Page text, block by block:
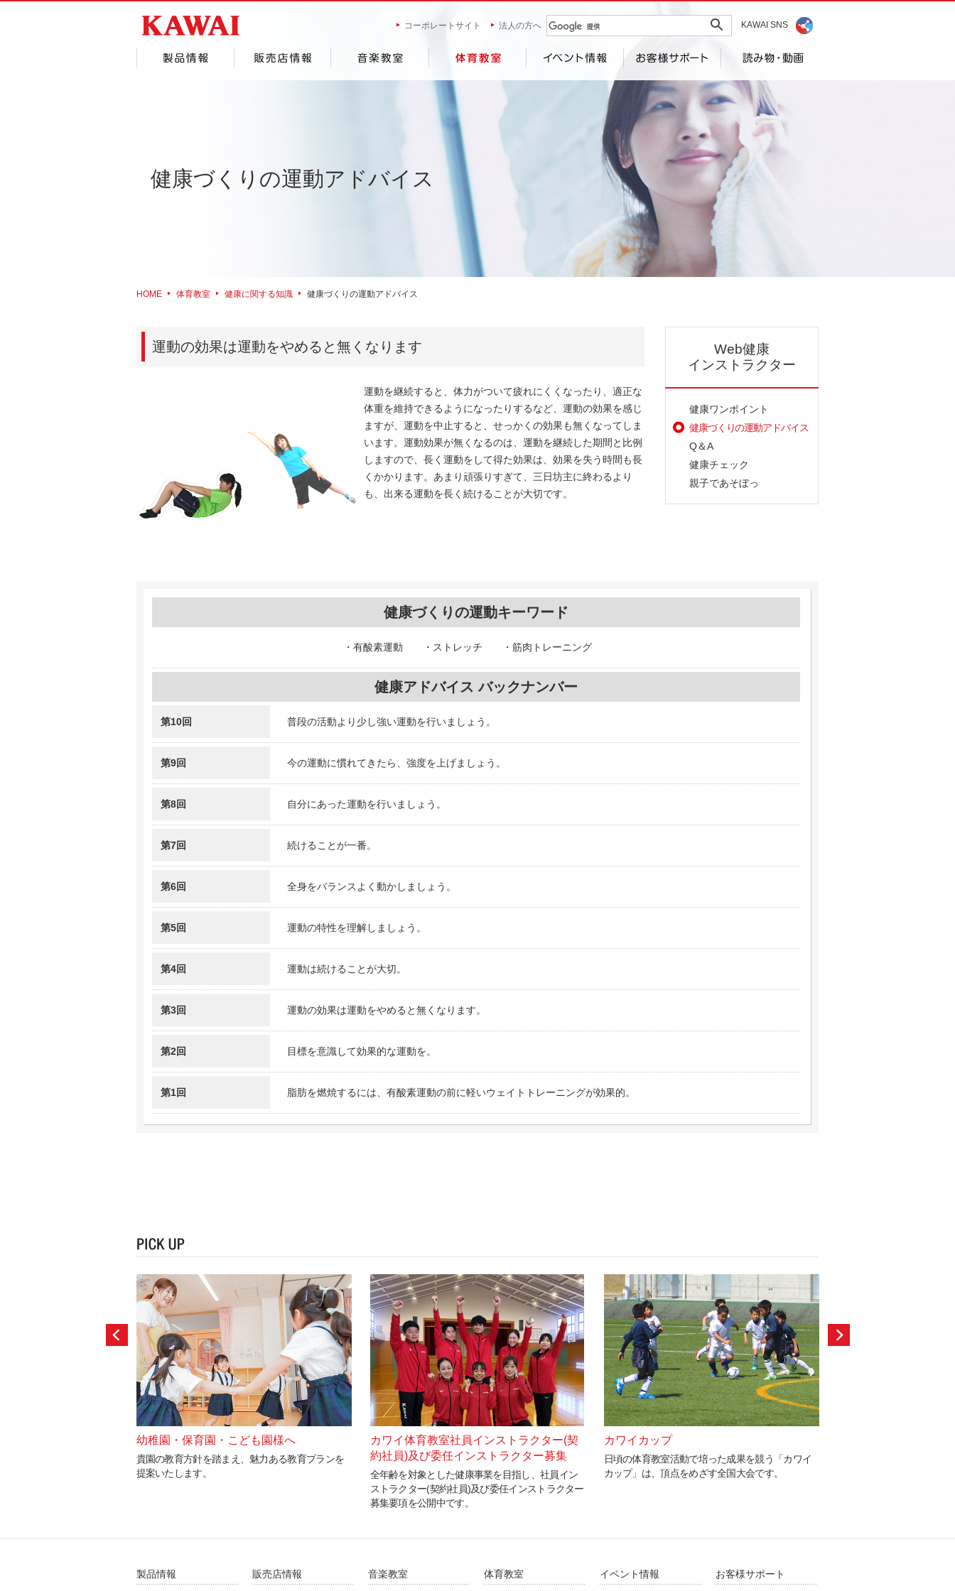
コーポレートサイト 法人の方へ KAWAI SNS
健康づくりの運動アドバイス
HOME 体育教室 健康に関する知識 健康づくりの運動アドバイス
運動の効果は運動をやめると無くなります
運動を継続すると、体力がついて疲れにくくなったり、適正な
体重を維持できるようになったりするなど、運動の効果を感じ
ますが、運動を中止すると、せっかくの効果も無くなってしま
います。運動効果が無くなるのは、運動を継続した期間と比例
しますので、長く運動をして得た効果は、効果を失う時間も長
くかかります。あまり頑張りすぎて、三日坊主に終わるより
も、出来る運動を長く続けることが大切です。
健康づくりの運動キーワード
・有酸素運動 ・ストレッチ ・筋肉トレーニング
健康アドバイス バックナンバー
第10回 普段の活動より少し強い運動を行いましょう。
第9回 今の運動に慣れてきたら、強度を上げましょう。
第8回 自分にあった運動を行いましょう。
第7回 続けることが一番。
第6回 全身をバランスよく動かしましょう。
第5回 運動の特性を理解しましょう。
第4回 運動は続けることが大切。
第3回 運動の効果は運動をやめると無くなります。
第2回 目標を意識して効果的な運動を。
第1回 脂肪を燃焼するには、有酸素運動の前に軽いウェイトトレーニングが効果的。
Web健康
インストラクター
健康ワンポイント
健康づくりの運動アドバイス
Q＆A
健康チェック
親子であそぼっ
幼稚園・保育園・こども園様へ
貴園の教育方針を踏まえ、魅力ある教育プランを
提案いたします。
カワイ体育教室社員インストラクター(契
約社員)及び委任インストラクター募集
全年齢を対象とした健康事業を目指し、社員イン
ストラクター(契約社員)及び委任インストラクター
募集要項を公開中です。
カワイカップ
日頃の体育教室活動で培った成果を競う「カワイ
カップ」は、頂点をめざす全国大会です。
製品情報 販売店情報 音楽教室 体育教室 イベント情報 お客様サポート